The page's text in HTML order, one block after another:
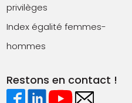
privilèges
Index égalité femmes-
hommes
Restons en contact !